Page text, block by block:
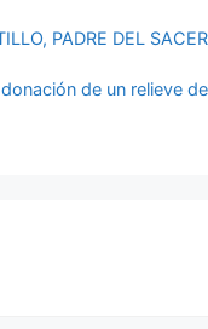
PADRE DEL
de un relieve